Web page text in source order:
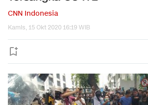
CNN Indonesia
Kamis, 15 Okt 2020 16:19 WIB